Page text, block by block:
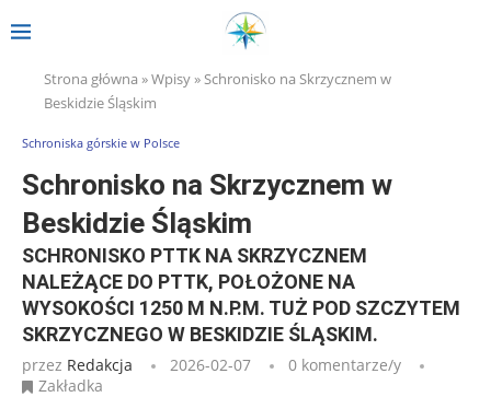
Strona główna »Wpisy»Schronisko na Skrzycznem w
Beskidzie Śląskim
Schroniska górskie w Polsce
Schronisko na Skrzycznem w
Beskidzie Śląskim
SCHRONISKO PTTK NA SKRZYCZNEM
NALEŻĄCE DO PTTK, POŁOŻONE NA
WYSOKOŚCI 1250 M N.P.M. TUŻ POD SZCZYTEM
SKRZYCZNEGO W BESKIDZIE ŚLĄSKIM.
przez Redakcja 2026-02-07
0 komentarze/y
Zakładka